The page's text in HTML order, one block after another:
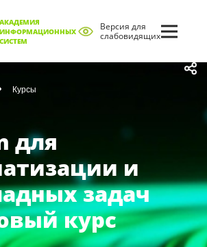
АКАДЕМИЯ
ИНФОРМАЦИОННЫХ
СИСТЕМ
Версия для
слабовидящих
Курсы
для
и
задач
курс